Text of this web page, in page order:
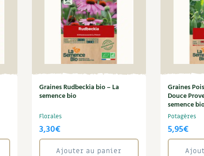
Graines Rudbeckia bio – La
semence bio
Florales
3,30€
Ajouter au panier
Graines
Douce
semence
Potagères
5,95€